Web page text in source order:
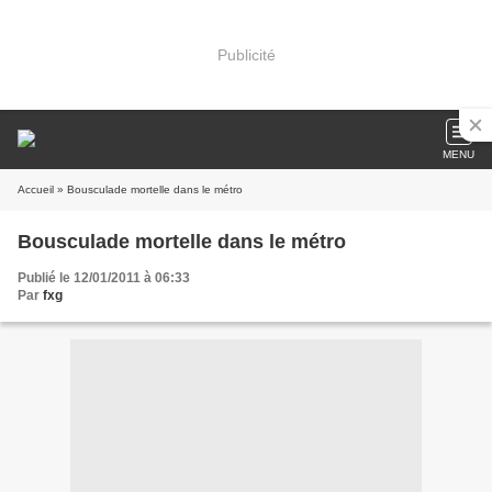
Publicité
MENU
Accueil » Bousculade mortelle dans le métro
Bousculade mortelle dans le métro
Publié le 12/01/2011 à 06:33
Par fxg